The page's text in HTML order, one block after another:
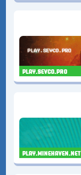
play.sevco.pro
play.minehaven.net